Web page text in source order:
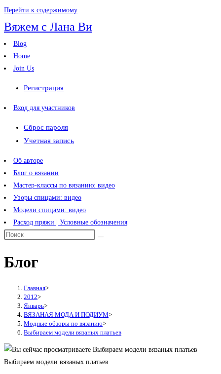
Перейти к содержимому
Вяжем с Лана Ви
Blog
Home
Join Us
Регистрация
Вход для участников
Сброс пароля
Учетная запись
Об авторе
Блог о вязании
Мастер-классы по вязанию: видео
Узоры спицами: видео
Модели спицами: видео
Расход пряжи | Условные обозначения
Блог
Главная>
2012>
Январь>
ВЯЗАНАЯ МОДА И ПОДИУМ>
Модные обзоры по вязанию>
Выбираем модели вязаных платьев
Выбираем модели вязаных платьев